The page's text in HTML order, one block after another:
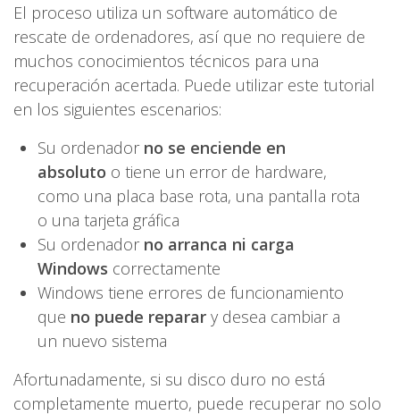
El proceso utiliza un software automático de
rescate de ordenadores, así que no requiere de
muchos conocimientos técnicos para una
recuperación acertada. Puede utilizar este tutorial
en los siguientes escenarios:
Su ordenador no se enciende en
absoluto o tiene un error de hardware,
como una placa base rota, una pantalla rota
o una tarjeta gráfica
Su ordenador no arranca ni carga
Windows correctamente
Windows tiene errores de funcionamiento
que no puede reparar y desea cambiar a
un nuevo sistema
Afortunadamente, si su disco duro no está
completamente muerto, puede recuperar no solo